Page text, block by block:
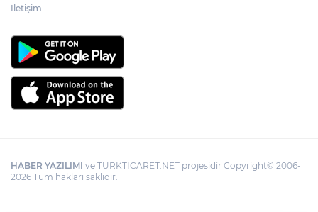
İletişim
HABER YAZILIMI ve TURKTICARET.NET projesidir Copyright© 2006-
2026 Tüm hakları saklıdır.